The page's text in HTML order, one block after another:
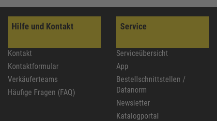
Hilfe und Kontakt
Kontakt
Kontaktformular
Verkäuferteams
Häufige Fragen (FAQ)
Service
Serviceübersicht
App
Bestellschnittstellen /
Datanorm
Newsletter
Katalogportal